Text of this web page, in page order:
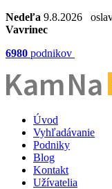
Nedeľa 9.8.2026
Vavrinec
6980 podnikov
Kam Na
Úvod
Vyhľadávanie
Podniky
Blog
Kontakt
Užívatelia